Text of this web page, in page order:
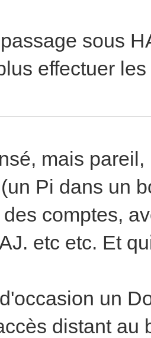
sous
effectuer
mais
Pi dans un
comptes,
etc etc. Et
un
distant au